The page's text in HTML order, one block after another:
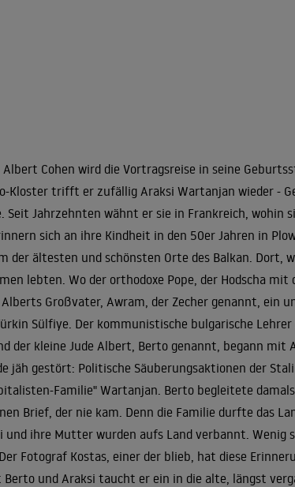
Cohen wird die Vortragsreise in seine
Kloster trifft er zufällig Araksi Wartanjan wieder -
Seit Jahrzehnten wähnt er sie in Frankreich, wohin
sich an ihre Kindheit in den 50er Jahren in
der ältesten und schönsten Orte des Balkan. Dort,
lebten. Wo der orthodoxe Pope, der Hodscha mit
Großvater, Awram, der Zecher genannt, ein
Sülfiye. Der kommunistische bulgarische
der kleine Jude Albert, Berto genannt, begann mit
jäh gestört: Politische Säuberungsaktionen der
Familie" Wartanjan. Berto begleitete
Brief, der nie kam. Denn die Familie durfte das
ihre Mutter wurden aufs Land verbannt. Wenig
Fotograf Kostas, einer der blieb, hat diese
und Araksi taucht er ein in die alte, längst